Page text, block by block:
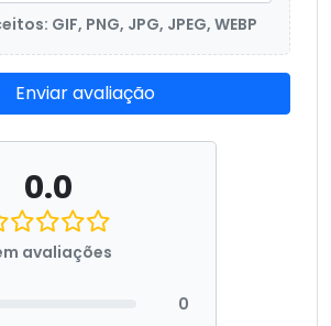
GIF, PNG, JPG, JPEG, WEBP
Enviar avaliação
0.0
avaliações
0